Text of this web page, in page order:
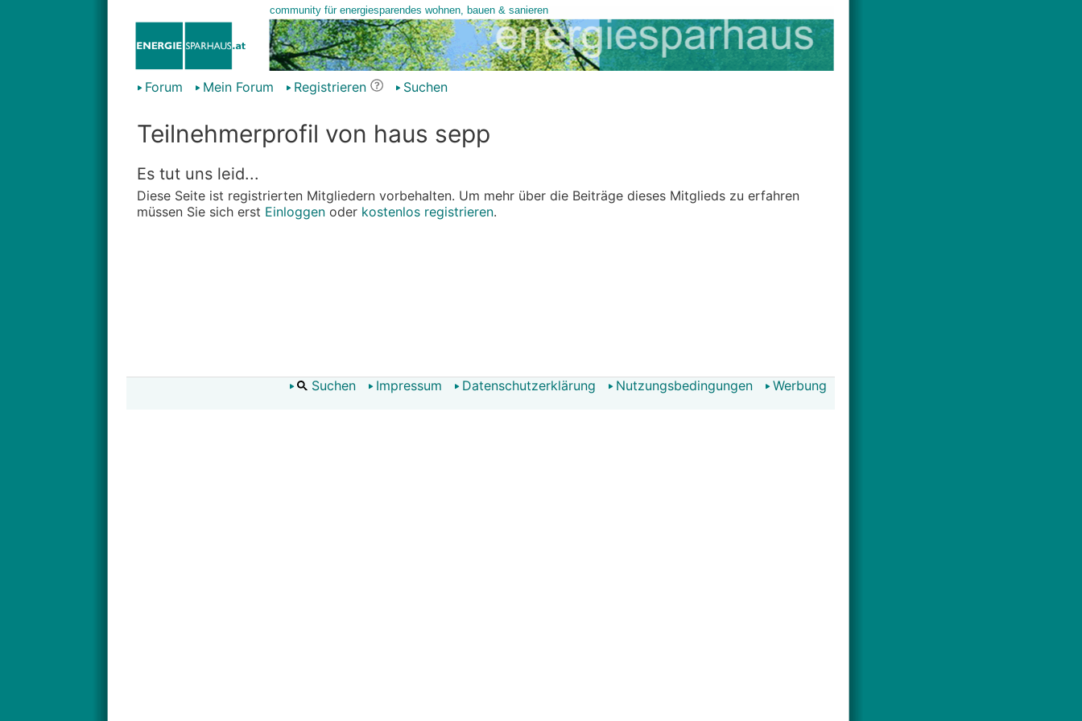
Forum Mein Forum Registrieren Suchen
Teilnehmerprofil von haus sepp
Es tut uns leid...
Diese Seite ist registrierten Mitgliedern vorbehalten. Um mehr über die Beiträge dieses Mitglieds zu erfahren
müssen Sie sich erst Einloggenoder kostenlos registrieren.
Suchen Impressum Datenschutzerklärung Nutzungsbedingungen Werbung